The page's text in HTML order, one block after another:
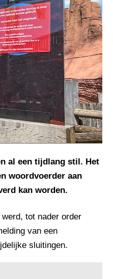
al een tijdlang stil. Het
woordvoerder aan
kan worden.
tot nader order
van een
sluitingen.